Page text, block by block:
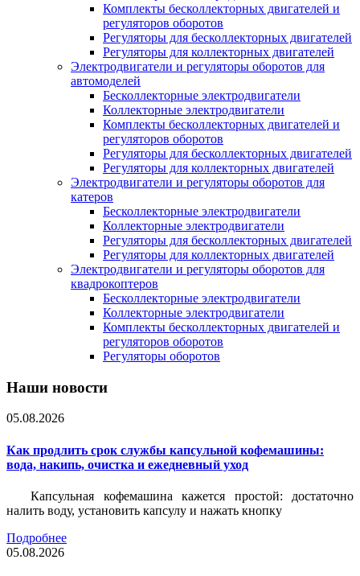
Комплекты бесколлекторных двигателей и
регуляторов оборотов
Регуляторы для бесколлекторных двигателей
Регуляторы для коллекторных двигателей
Электродвигатели и регуляторы оборотов для
автомоделей
Бесколлекторные электродвигатели
Коллекторные электродвигатели
Комплекты бесколлекторных двигателей и
регуляторов оборотов
Регуляторы для бесколлекторных двигателей
Регуляторы для коллекторных двигателей
Электродвигатели и регуляторы оборотов для
катеров
Бесколлекторные электродвигатели
Коллекторные электродвигатели
Регуляторы для бесколлекторных двигателей
Регуляторы для коллекторных двигателей
Электродвигатели и регуляторы оборотов для
квадрокоптеров
Бесколлекторные электродвигатели
Коллекторные электродвигатели
Комплекты бесколлекторных двигателей и
регуляторов оборотов
Регуляторы оборотов
Наши новости
05.08.2026
Как продлить срок службы капсульной кофемашины:
вода, накипь, очистка и ежедневный уход
Капсульная кофемашина кажется простой: достаточно
налить воду, установить капсулу и нажать кнопку
Подробнее
05.08.2026